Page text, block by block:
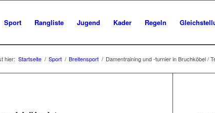
Sport Rangliste Jugend Kader Regeln
hier: Startseite / Sport / Breitensport / Damentraining und -turnier in Bruchköbel /